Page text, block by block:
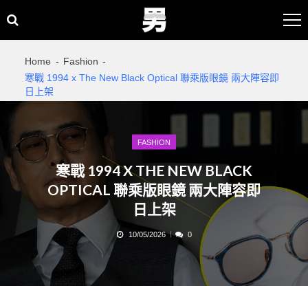
to
to
Home
Fashion
寒戰 1994 x The New Black Optical 聯乘版眼鏡 兩大陣容即
日上架
FASHION
寒戰 1994 X THE NEW BLACK
OPTICAL 聯乘版眼鏡 兩大陣容即
日上架
10/05/2026 0